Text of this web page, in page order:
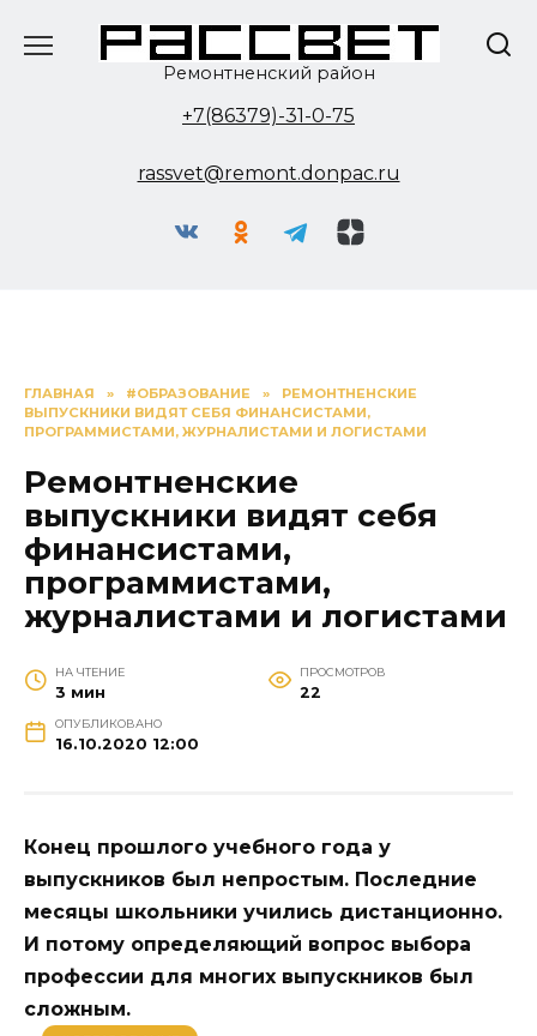
Ремонтненский район
+7(86379)-31-0-75
rassvet@remont.donpac.ru
ГЛАВНАЯ » #ОБРАЗОВАНИЕ »
РЕМОНТНЕНСКИЕ
ВЫПУСКНИКИ ВИДЯТ СЕБЯ ФИНАНСИСТАМИ,
ПРОГРАММИСТАМИ, ЖУРНАЛИСТАМИ И ЛОГИСТАМИ
Ремонтненские
выпускники видят себя
финансистами,
программистами,
журналистами и логистами
НА ЧТЕНИЕ
3 мин
ПРОСМОТРОВ
22
ОПУБЛИКОВАНО
16.10.2020 12:00
Конец прошлого учебного года у
выпускников был непростым. Последние
месяцы школьники учились дистанционно.
И потому определяющий вопрос выбора
профессии для многих выпускников был
сложным.